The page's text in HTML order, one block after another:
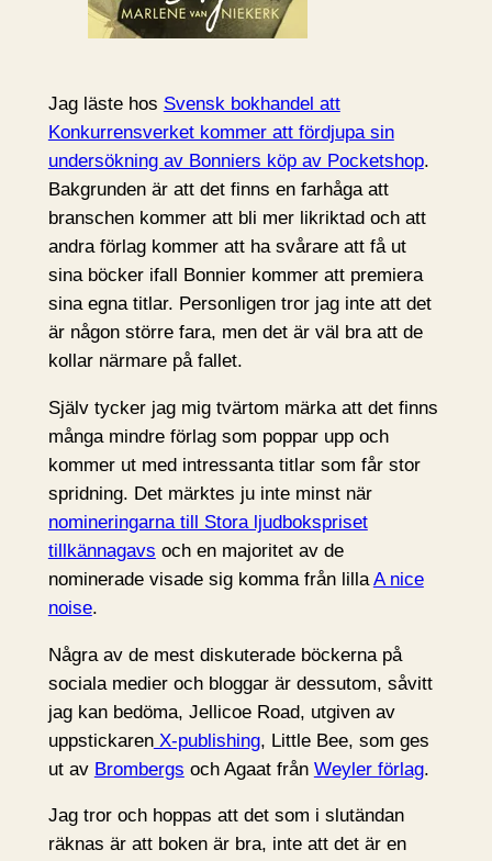
Jag läste hos Svensk bokhandel att
Konkurrensverket kommer att fördjupa sin
undersökning av Bonniers köp av Pocketshop.
Bakgrunden är att det finns en farhåga att
branschen kommer att bli mer likriktad och att
andra förlag kommer att ha svårare att få ut
sina böcker ifall Bonnier kommer att premiera
sina egna titlar. Personligen tror jag inte att det
är någon större fara, men det är väl bra att de
kollar närmare på fallet.
Själv tycker jag mig tvärtom märka att det finns
många mindre förlag som poppar upp och
kommer ut med intressanta titlar som får stor
spridning. Det märktes ju inte minst när
nomineringarna till Stora ljudbokspriset
tillkännagavs och en majoritet av de
nominerade visade sig komma från lillaA nice
noise.
Några av de mest diskuterade böckerna på
sociala medier och bloggar är dessutom, såvitt
jag kan bedöma, Jellicoe Road, utgiven av
uppstickarenX-publishing, Little Bee, som ges
ut av Brombergs och Agaat från Weyler förlag.
Jag tror och hoppas att det som i slutändan
räknas är att boken är bra, inte att det är en